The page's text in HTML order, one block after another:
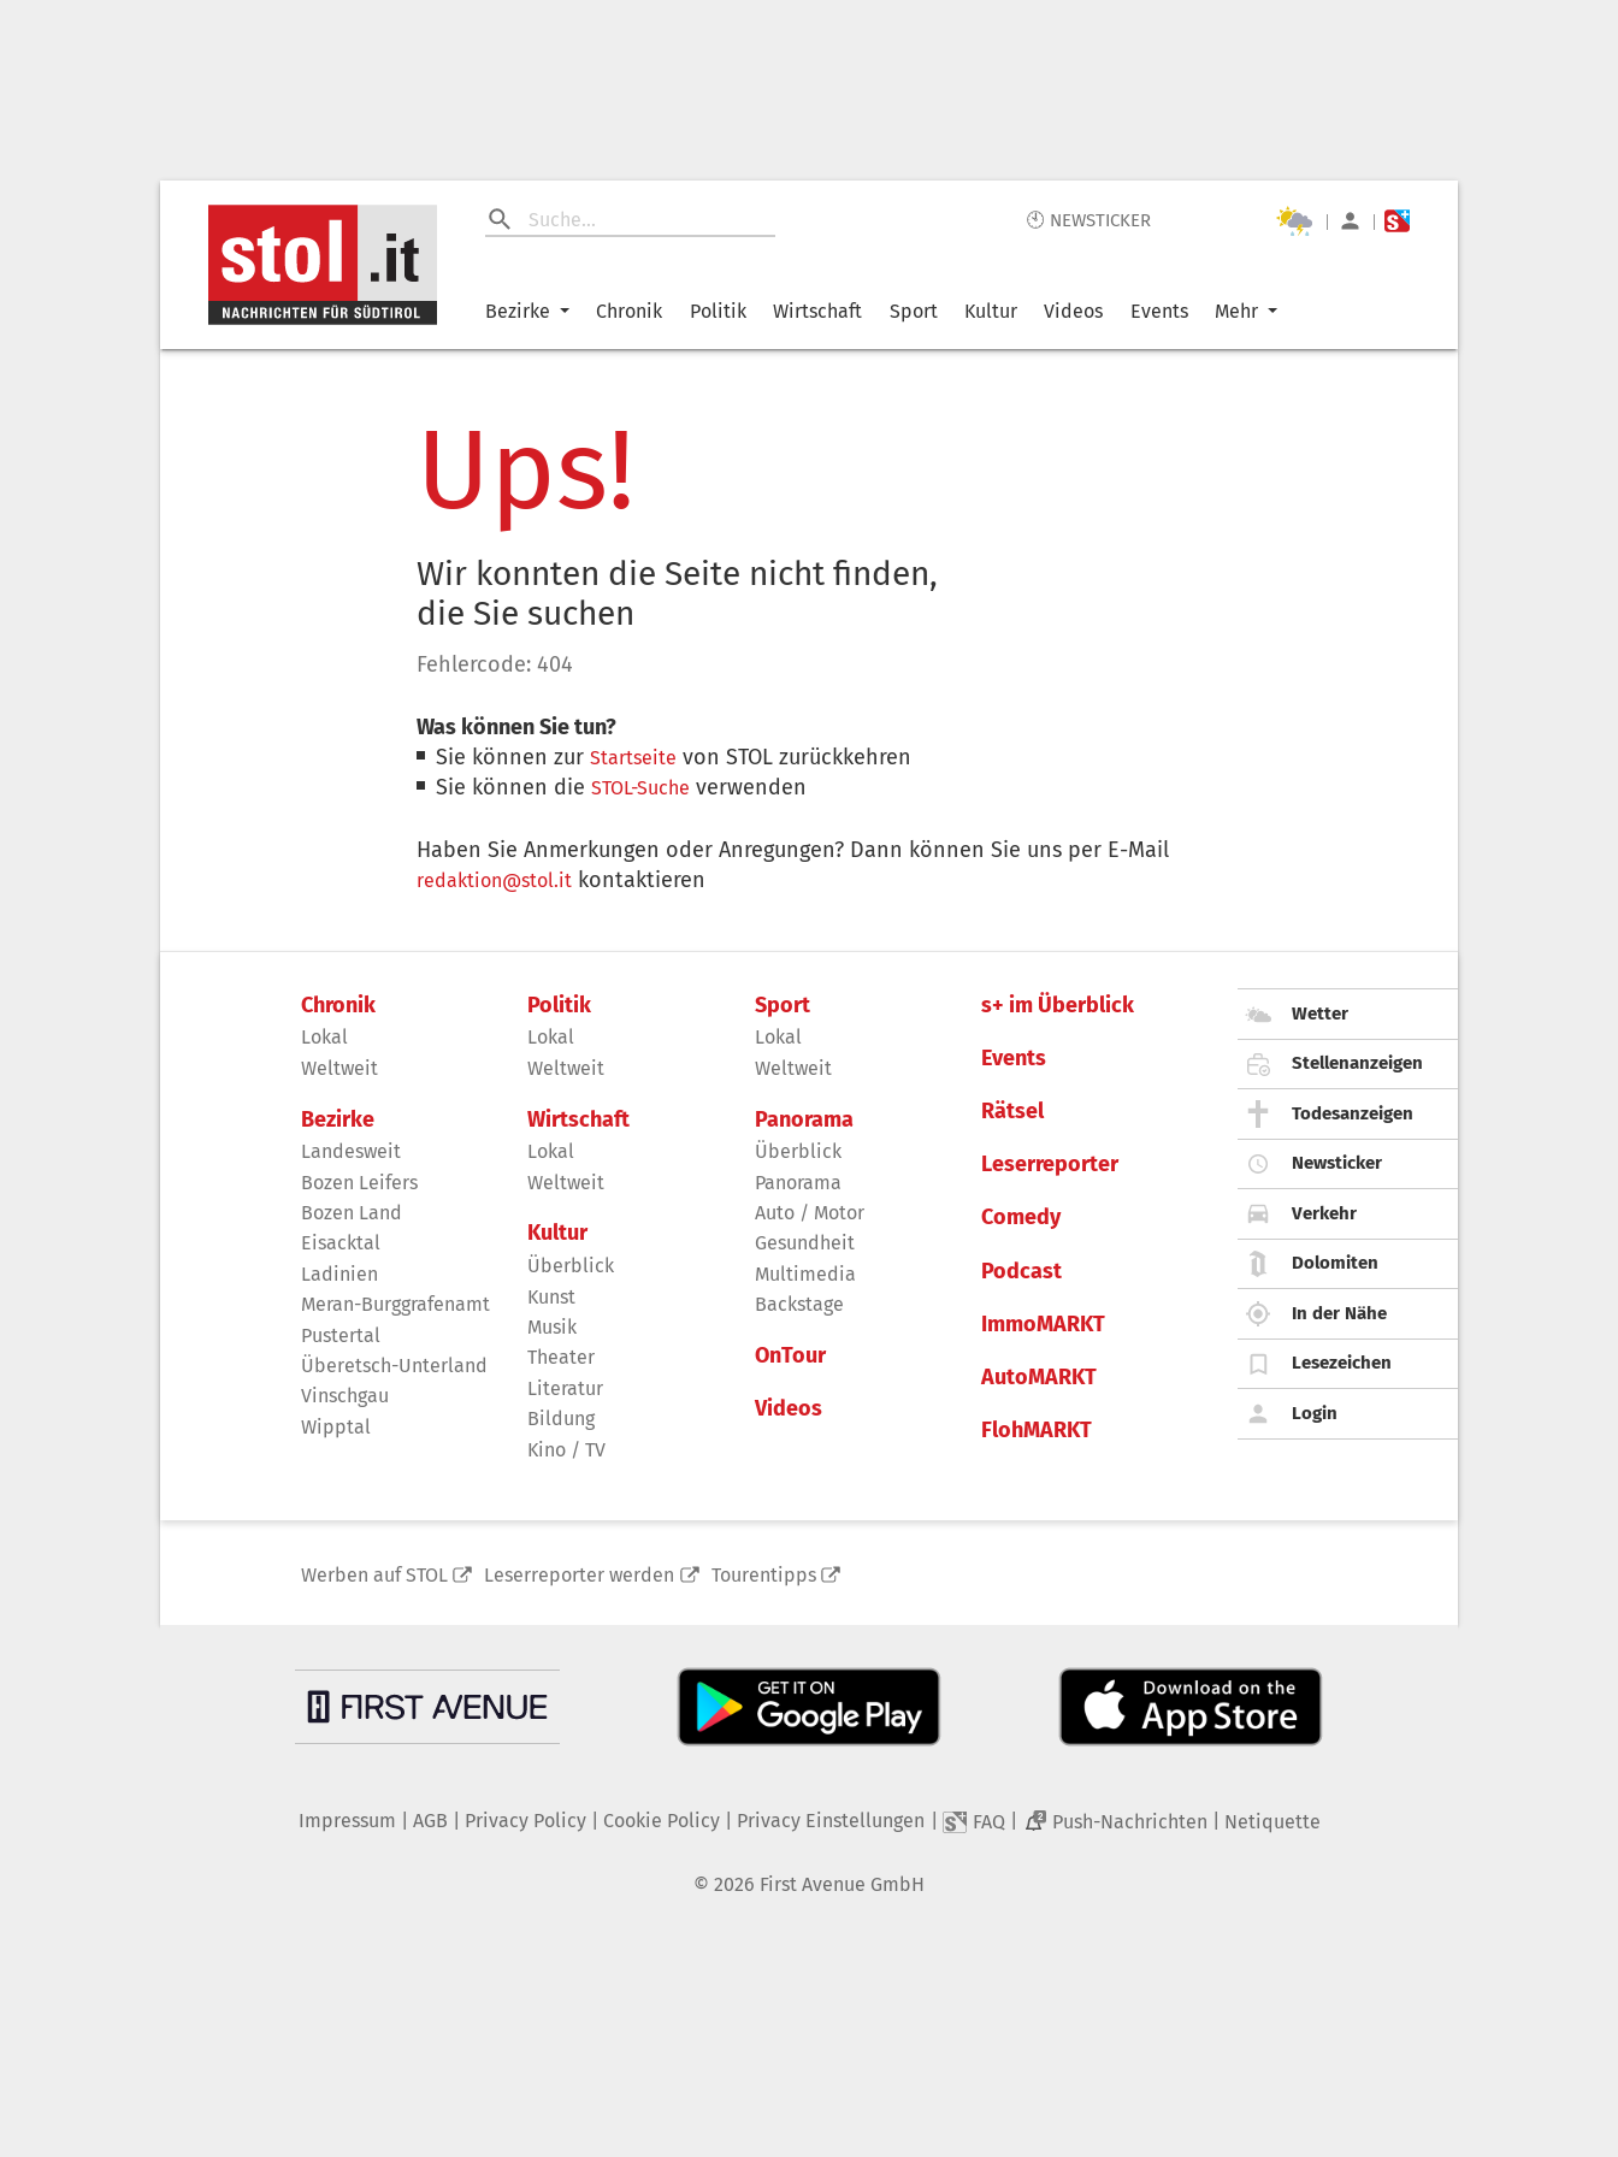
🕙 NEWSTICKER | |
Bezirke Chronik Politik Wirtschaft Sport Kultur Videos Events Mehr
Ups!
Wir konnten die Seite nicht finden,
die Sie suchen
Fehlercode: 404
Was können Sie tun?
Sie können zurStartseite von STOL zurückkehren
Sie können dieSTOL-Suche verwenden
Haben Sie Anmerkungen oder Anregungen? Dann können Sie uns per E-Mail
redaktion@stol.it kontaktieren
Chronik
Lokal
Weltweit
Bezirke
Landesweit
Bozen Leifers
Bozen Land
Eisacktal
Ladinien
Meran-Burggrafenamt
Pustertal
Überetsch-Unterland
Vinschgau
Wipptal
Politik
Lokal
Weltweit
Wirtschaft
Lokal
Weltweit
Kultur
Überblick
Kunst
Musik
Theater
Literatur
Bildung
Kino / TV
Sport
Lokal
Weltweit
Panorama
Überblick
Panorama
Auto / Motor
Gesundheit
Multimedia
Backstage
OnTour
Videos
s+ im Überblick
Events
Rätsel
Leserreporter
Comedy
Podcast
ImmoMARKT
AutoMARKT
FlohMARKT
Wetter
Stellenanzeigen
Todesanzeigen
Newsticker
Verkehr
Dolomiten
In der Nähe
Lesezeichen
Login
Werben auf STOL Leserreporter werden Tourentipps
Impressum AGB Privacy Policy| Cookie Policy| Privacy Einstellungen FAQ 2 Push-Nachrichten Netiquette
© 2026 First Avenue GmbH